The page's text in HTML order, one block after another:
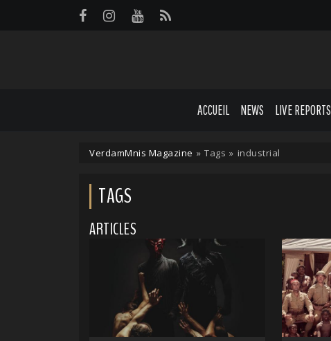
ACCUEIL NEWS LIVE REPORTS
VerdamMnis Magazine » Tags » industrial
TAGS
ARTICLES
Panneau de gestion des cookies